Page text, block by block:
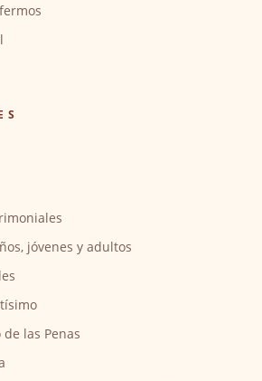
jóvenes y adultos
las Penas